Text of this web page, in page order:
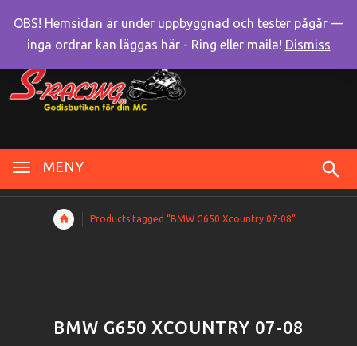
MENY
Products tagged “BMW G650 Xcountry 07-08”
BMW G650 XCOUNTRY 07-08
OBS! Hemsidan är under uppbyggnad och tester pågår —
inga ordrar kan läggas här - Ring eller maila! Dismiss